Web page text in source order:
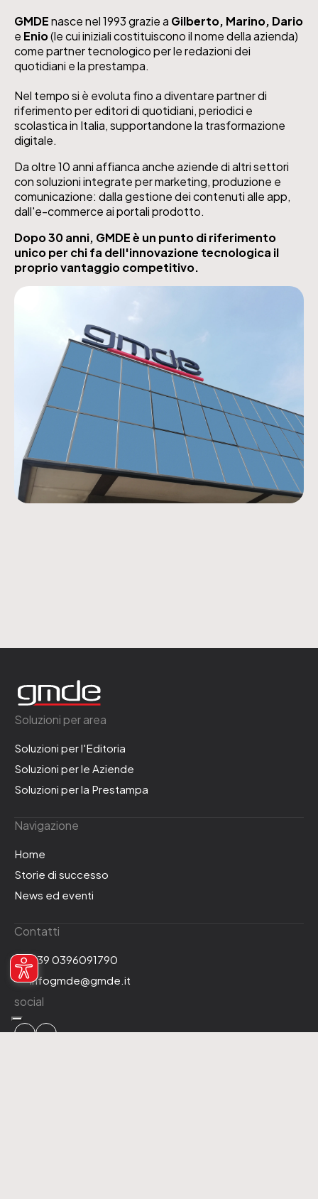
GMDEnasce nel 1993 grazie a Gilberto, Marino, Dario
e Enio(le cui iniziali costituiscono il nome della azienda)
come partner tecnologico per le redazioni dei
quotidiani e la prestampa.
Nel tempo si è evoluta fino a diventare partner di
riferimento per editori di quotidiani, periodici e
scolastica in Italia, supportandone la trasformazione
digitale.
Da oltre 10 anni affianca anche aziende di altri settori
con soluzioni integrate per marketing, produzione e
comunicazione: dalla gestione dei contenuti alle app,
dall'e-commerce ai portali prodotto.
Dopo 30 anni, GMDE è un punto di riferimento
unico per chi fa dell'innovazione tecnologica il
proprio vantaggio competitivo.
Soluzioni per area
Soluzioni per l'Editoria
Soluzioni per le Aziende
Soluzioni per la Prestampa
Navigazione
Home
Storie di successo
News ed eventi
Contatti
+39 0396091790
infogmde@gmde.it
social